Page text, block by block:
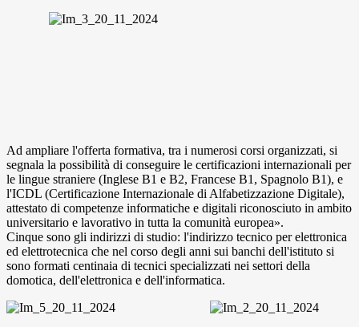
Ad ampliare l'offerta formativa, tra i numerosi corsi organizzati, si
segnala la possibilità di conseguire le certificazioni internazionali per
le lingue straniere (Inglese B1 e B2, Francese B1, Spagnolo B1), e
l'ICDL (Certificazione Internazionale di Alfabetizzazione Digitale),
attestato di competenze informatiche e digitali riconosciuto in ambito
universitario e lavorativo in tutta la comunità europea».
Cinque sono gli indirizzi di studio: l'indirizzo tecnico per elettronica
ed elettrotecnica che nel corso degli anni sui banchi dell'istituto si
sono formati centinaia di tecnici specializzati nei settori della
domotica, dell'elettronica e dell'informatica.